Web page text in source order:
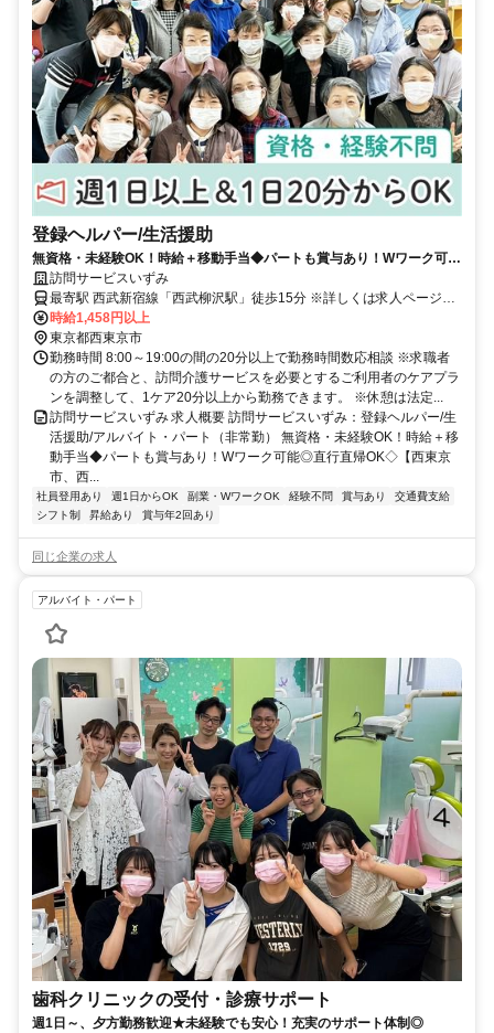
登録ヘルパー/生活援助
無資格・未経験OK！時給＋移動手当◆パートも賞与あり！Wワーク可能
◎直行直帰OK◇【西東京市、西武柳沢駅、訪問介護、登録ヘルパー/生
活援助、非常勤】
訪問サービスいずみ
最寄駅 西武新宿線「西武柳沢駅」徒歩15分 ※詳しくは求人ページ下
部の「アクセス」をご覧ください。
時給1,458円以上
東京都西東京市
勤務時間 8:00～19:00の間の20分以上で勤務時間数応相談 ※求職者
の方のご都合と、訪問介護サービスを必要とするご利用者のケアプラ
ンを調整して、1ケア20分以上から勤務できます。 ※休憩は法定...
訪問サービスいずみ 求人概要 訪問サービスいずみ：登録ヘルパー/生
活援助/アルバイト・パート（非常勤） 無資格・未経験OK！時給＋移
動手当◆パートも賞与あり！Wワーク可能◎直行直帰OK◇【西東京
市、西...
社員登用あり 週1日からOK 副業・WワークOK 経験不問 賞与あり
交通費支給
シフト制
昇給あり 賞与年2回あり
同じ企業の求人
アルバイト・パート
歯科クリニックの受付・診療サポート
週1日～、夕方勤務歓迎★未経験でも安心！充実のサポート体制◎